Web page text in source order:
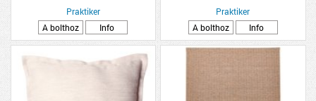
Praktiker
A bolthoz
Info
Praktiker
A bolthoz
Info